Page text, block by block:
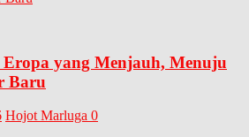
yang Menjauh, Menuju
Baru
Hojot Marluga 0